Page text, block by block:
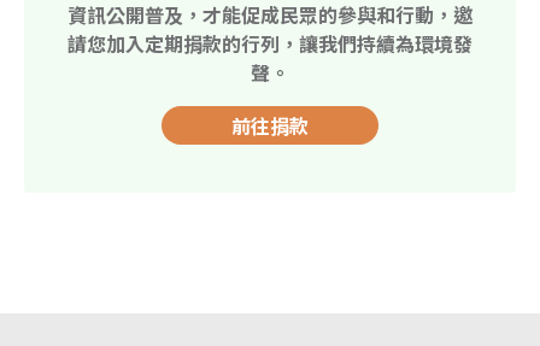
資訊公開普及，才能促成民眾的參與和行動，邀
請您加入定期捐款的行列，讓我們持續為環境發
聲。
前往捐款